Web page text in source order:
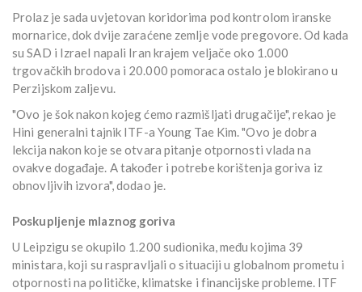
Prolaz je sada uvjetovan koridorima pod kontrolom iranske
mornarice, dok dvije zaraćene zemlje vode pregovore. Od kada
su SAD i Izrael napali Iran krajem veljače oko 1.000
trgovačkih brodova i 20.000 pomoraca ostalo je blokirano u
Perzijskom zaljevu.
"Ovo je šok nakon kojeg ćemo razmišljati drugačije", rekao je
Hini generalni tajnik ITF-a Young Tae Kim. "Ovo je dobra
lekcija nakon koje se otvara pitanje otpornosti vlada na
ovakve događaje. A također i potrebe korištenja goriva iz
obnovljivih izvora", dodao je.
Poskupljenje mlaznog goriva
U Leipzigu se okupilo 1.200 sudionika, među kojima 39
ministara, koji su raspravljali o situaciji u globalnom prometu i
otpornosti na političke, klimatske i financijske probleme. ITF